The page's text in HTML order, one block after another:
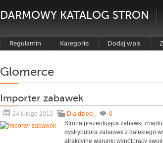
DARMOWY KATALOG STRON
Regulamin Kategorie Dodaj wpis
Glomerce
Importer zabawek
24 lutego 2012 Dla dzieci,
0
Strona prezentująca zabawki
dystrybutora zabawek z dalekiego
atrakcyjne warunki współpracy